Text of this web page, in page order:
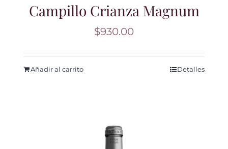
Campillo Crianza Magnum
$930.00
Añadir al carrito Detalles